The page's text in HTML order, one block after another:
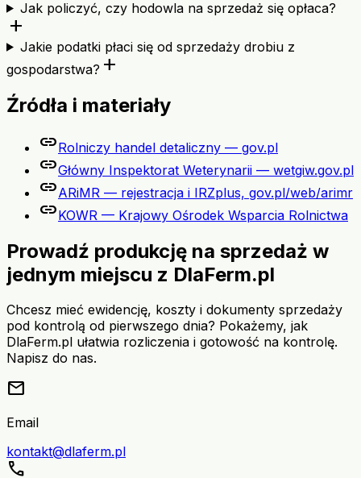
Jak policzyć, czy hodowla na sprzedaż się opłaca?
add
Jakie podatki płaci się od sprzedaży drobiu z
gospodarstwa? add
Źródła i materiały
linkRolniczy handel detaliczny — gov.pl
linkGłówny Inspektorat Weterynarii — wetgiw.gov.pl
linkARiMR — rejestracja i IRZplus, gov.pl/web/arimr
linkKOWR — Krajowy Ośrodek Wsparcia Rolnictwa
Prowadź produkcję na sprzedaż w
jednym miejscu z DlaFerm.pl
Chcesz mieć ewidencję, koszty i dokumenty sprzedaży
pod kontrolą od pierwszego dnia? Pokażemy, jak
DlaFerm.pl ułatwia rozliczenia i gotowość na kontrolę.
Napisz do nas.
mail
Email
kontakt@dlaferm.pl
call